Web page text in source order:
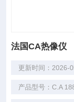
法国CA热像仪
更新时间：2026-
产品型号：C.A